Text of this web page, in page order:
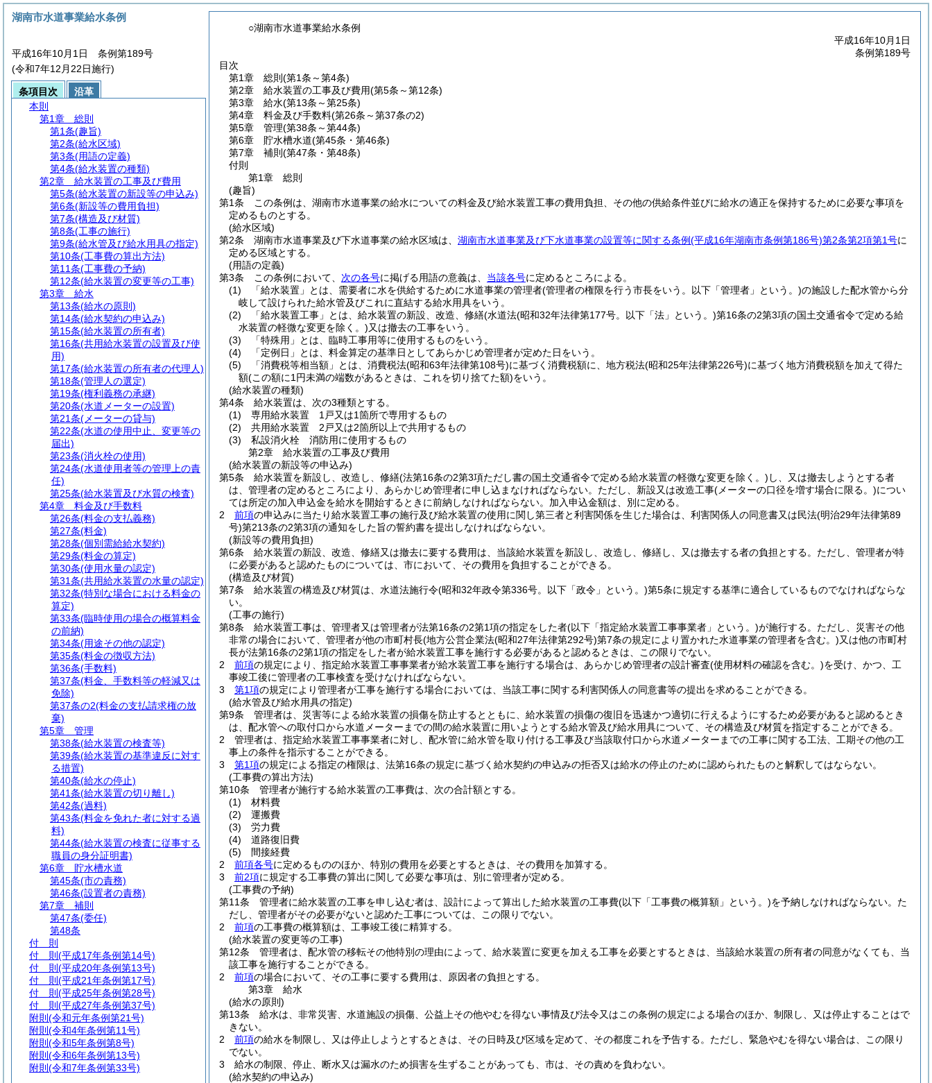
○湖南市水道事業給水条例
平成16年10月1日
条例第189号
目次
第1章
総則 (第1条～第4条)
第2章
給水装置の工事及び費用(第5条～第12条)
第3章
給水(第13条～第25条)
第4章
料金及び手数料(第26条～第37条の2)
第5章
管理(第38条～第44条)
第6章
貯水槽水道(第45条・第46条)
第7章
補則 (第47条・第48条)
付則
第1章
総則
(趣旨)
第1条
この条例は、湖南市水道事業の給水についての料金及び給水装置工事の費用負担、その他の供給条件並びに給水の適正を保持するために必要な事項を
定めるものとする。
(給水区域)
第2条
湖南市水道事業及び下水道事業の給水区域は、 湖南市水道事業及び下水道事業の設置等に関する条例(平成16年湖南市条例第186号)第2条第2項第1号に
定める区域とする。
(用語の定義)
第3条
この条例において、 次の各号に掲げる用語の意義は、 当該各号に定めるところによる。
(1)
「給水装置」とは、需要者に水を供給するために水道事業の管理者(管理者の権限を行う市長をいう。以下「管理者」という。)の施設した配水管から分
岐して設けられた給水管及びこれに直結する給水用具をいう。
(2)
「給水装置工事」とは、給水装置の新設、改造、修繕(水道法(昭和32年法律第177号。以下「法」という。)第16条の2第3項の国土交通省令で定める給
水装置の軽微な変更を除く。)又は撤去の工事をいう。
(3)
「特殊用」とは、臨時工事用等に使用するものをいう。
(4)
「定例日」とは、料金算定の基準日としてあらかじめ管理者が定めた日をいう。
(5)
「消費税等相当額」とは、消費税法(昭和63年法律第108号)に基づく消費税額に、地方税法(昭和25年法律第226号)に基づく地方消費税額を加えて得た
額(この額に1円未満の端数があるときは、これを切り捨てた額)をいう。
(給水装置の種類)
第4条
給水装置は、次の3種類とする。
(1)
専用給水装置 1戸又は1箇所で専用するもの
(2)
共用給水装置 2戸又は2箇所以上で共用するもの
(3)
私設消火栓 消防用に使用するもの
第2章
給水装置の工事及び費用
(給水装置の新設等の申込み)
第5条
給水装置を新設し、改造し、修繕(法第16条の2第3項ただし書の国土交通省令で定める給水装置の軽微な変更を除く。) し、又は撤去しようとする者
は、管理者の定めるところにより、あらかじめ管理者に申し込まなければならない。 ただし、新設又は改造工事(メーターの口径を増す場合に限る。)につい
ては所定の加入申込金を給水を開始するときに前納しなければならない。 加入申込金額は、別に定める。
2
前項の申込みに当たり給水装置工事の施行及び給水装置の使用に関し第三者と利害関係を生じた場合は、利害関係人の同意書又は民法(明治29年法律第89
号)第213条の2第3項の通知をした旨の誓約書を提出しなければならない。
(新設等の費用負担)
第6条
給水装置の新設、改造、修繕又は撤去に要する費用は、当該給水装置を新設し、改造し、修繕し、又は撤去する者の負担とする。 ただし、管理者が特
に必要があると認めたものについては、市において、その費用を負担することができる。
(構造及び材質)
第7条
給水装置の構造及び材質は、水道法施行令(昭和32年政令第336号。以下「政令」という。)第5条に規定する基準に適合しているものでなければならな
い。
(工事の施行)
第8条
給水装置工事は、管理者又は管理者が法第16条の2第1項の指定をした者(以下「指定給水装置工事事業者」という。)が施行する。 ただし、災害その他
非常の場合において、管理者が他の市町村長(地方公営企業法(昭和27年法律第292号)第7条の規定により置かれた水道事業の管理者を含む。)又は他の市町村
長が法第16条の2第1項の指定をした者が給水装置工事を施行する必要があると認めるときは、この限りでない。
2
前項の規定により、指定給水装置工事事業者が給水装置工事を施行する場合は、あらかじめ管理者の設計審査(使用材料の確認を含む。)を受け、かつ、工
事竣工後に管理者の工事検査を受けなければならない。
3
第1項の規定により管理者が工事を施行する場合においては、当該工事に関する利害関係人の同意書等の提出を求めることができる。
(給水管及び給水用具の指定)
第9条
管理者は、災害等による給水装置の損傷を防止するとともに、給水装置の損傷の復旧を迅速かつ適切に行えるようにするため必要があると認めるとき
は、配水管への取付口から水道メーターまでの間の給水装置に用いようとする給水管及び給水用具について、その構造及び材質を指定することができる。
2
管理者は、指定給水装置工事事業者に対し、配水管に給水管を取り付ける工事及び当該取付口から水道メーターまでの工事に関する工法、工期その他の工
事上の条件を指示することができる。
3
第1項の規定による指定の権限は、法第16条の規定に基づく給水契約の申込みの拒否又は給水の停止のために認められたものと解釈してはならない。
(工事費の算出方法)
第10条
管理者が施行する給水装置の工事費は、次の合計額とする。
(1)
材料費
(2)
運搬費
(3)
労力費
(4)
道路復旧費
(5)
間接経費
2
前項各号に定めるもののほか、特別の費用を必要とするときは、その費用を加算する。
3
前2項に規定する工事費の算出に関して必要な事項は、別に管理者が定める。
(工事費の予納)
第11条
管理者に給水装置の工事を申し込む者は、設計によって算出した給水装置の工事費(以下「工事費の概算額」という。)を予納しなければならない。 た
だし、管理者がその必要がないと認めた工事については、この限りでない。
2
前項の工事費の概算額は、工事竣工後に精算する。
(給水装置の変更等の工事)
第12条
管理者は、配水管の移転その他特別の理由によって、給水装置に変更を加える工事を必要とするときは、当該給水装置の所有者の同意がなくても、当
該工事を施行することができる。
2
前項の場合において、その工事に要する費用は、原因者の負担とする。
第3章
給水
(給水の原則)
第13条
給水は、非常災害、水道施設の損傷、公益上その他やむを得ない事情及び法令又はこの条例の規定による場合のほか、制限し、又は停止することはで
きない。
2
前項の給水を制限し、又は停止しようとするときは、その日時及び区域を定めて、その都度これを予告する。 ただし、緊急やむを得ない場合は、この限り
でない。
3
給水の制限、停止、断水又は漏水のため損害を生ずることがあっても、市は、その責めを負わない。
(給水契約の申込み)
湖南市水道事業給水条例
平成16年10月1日 条例第189号
(令和7年12月22日施行)
条項目次
沿革
本則
第1章
総則
第1条(趣旨)
第2条(給水区域)
第3条(用語の定義)
第4条(給水装置の種類)
第2章
給水装置の工事及び費用
第5条(給水装置の新設等の申込み)
第6条(新設等の費用負担)
第7条(構造及び材質)
第8条(工事の施行)
第9条(給水管及び給水用具の指定)
第10条(工事費の算出方法)
第11条(工事費の予納)
第12条(給水装置の変更等の工事)
第3章
給水
第13条(給水の原則)
第14条(給水契約の申込み)
第15条(給水装置の所有者)
第16条(共用給水装置の設置及び使
用)
第17条(給水装置の所有者の代理人)
第18条(管理人の選定)
第19条(権利義務の承継)
第20条(水道メーターの設置)
第21条(メーターの貸与)
第22条(水道の使用中止、変更等の
届出)
第23条(消火栓の使用)
第24条(水道使用者等の管理上の責
任)
第25条(給水装置及び水質の検査)
第4章
料金及び手数料
第26条(料金の支払義務)
第27条(料金)
第28条(個別需給給水契約)
第29条(料金の算定)
第30条(使用水量の認定)
第31条(共用給水装置の水量の認定)
第32条(特別な場合における料金の
算定)
第33条(臨時使用の場合の概算料金
の前納)
第34条(用途その他の認定)
第35条(料金の徴収方法)
第36条(手数料)
第37条(料金、手数料等の軽減又は
免除)
第37条の2(料金の支払請求権の放
棄)
第5章
管理
第38条(給水装置の検査等)
第39条(給水装置の基準違反に対す
る措置)
第40条(給水の停止)
第41条(給水装置の切り離し)
第42条(過料)
第43条(料金を免れた者に対する過
料)
第44条(給水装置の検査に従事する
職員の身分証明書)
第6章
貯水槽水道
第45条(市の責務)
第46条(設置者の責務)
第7章
補則
第47条(委任)
第48条
付 則
付 則 (平成17年条例第14号)
付 則 (平成20年条例第13号)
付 則 (平成21年条例第17号)
付 則 (平成25年条例第28号)
付 則 (平成27年条例第37号)
附則 (令和元年条例第21号)
附則 (令和4年条例第11号)
附則 (令和5年条例第8号)
附則 (令和6年条例第13号)
附則 (令和7年条例第33号)